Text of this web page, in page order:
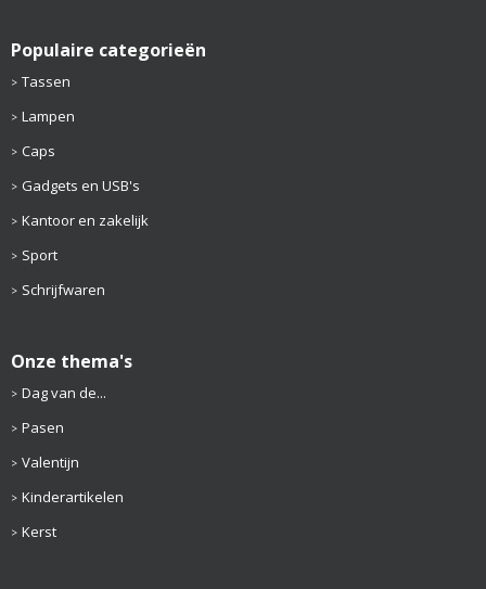
Populaire categorieën
Tassen
Lampen
Caps
Gadgets en USB's
Kantoor en zakelijk
Sport
Schrijfwaren
Onze thema's
Dag van de...
Pasen
Valentijn
Kinderartikelen
Kerst